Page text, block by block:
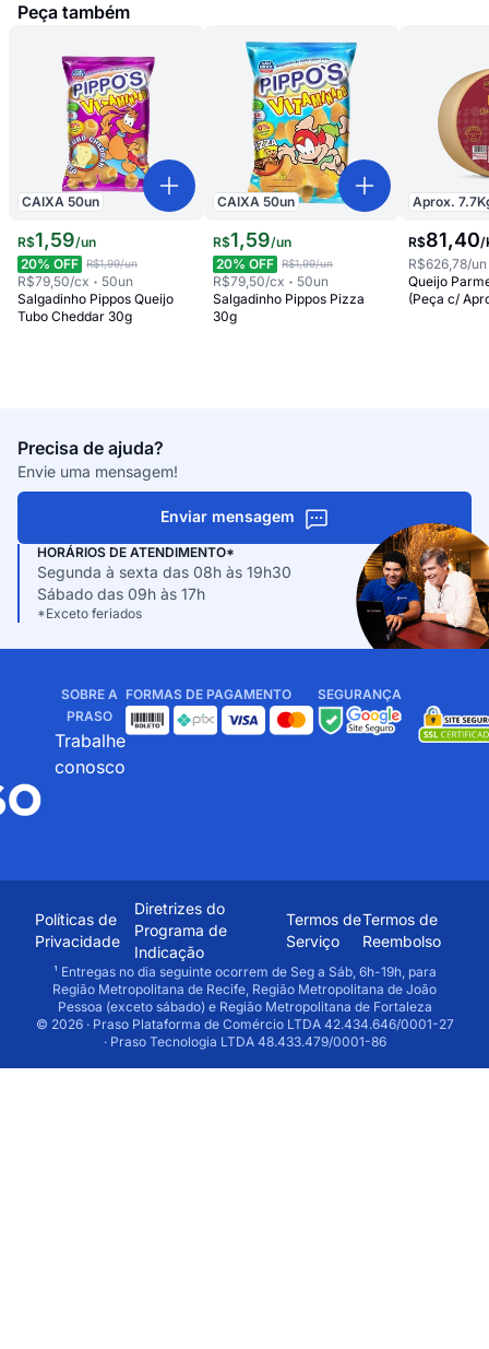
Peça também
CAIXA 50un
R$1,59/un
20% OFF R$1,99/un
R$79,50/cx 50un
Salgadinho Pippos Queijo
Tubo Cheddar 30g
CAIXA50un
R$1,59/un
20% OFF R$1,99/un
R$79,50/cx 50un
Salgadinho Pippos Pizza
30g
Aprox.7.7
R$81,40/
R$626,78/un
Queijo
(Peça c/
Precisa de ajuda?
Envie uma mensagem!
Enviar mensagem
HORÁRIOS DE ATENDIMENTO*
Segunda à sexta das 08h às 19h30
Sábado das 09h às 17h
*Exceto feriados
SOBRE A
PRASO
Trabalhe
conosco
FORMAS DE PAGAMENTO SEGURANÇA
Políticas de
Privacidade
Diretrizes do
Programa de
Indicação
Termos de
Serviço
Termos de
Reembolso
¹ Entregas no dia seguinte ocorrem de Seg a Sáb, 6h-19h, para
Região Metropolitana de Recife, Região Metropolitana de João
Pessoa (exceto sábado) e Região Metropolitana de Fortaleza
© 2026 · Praso Plataforma de Comércio LTDA 42.434.646/0001-27
· Praso Tecnologia LTDA 48.433.479/0001-86